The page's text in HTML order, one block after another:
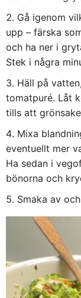
Gå igenom
upp – färska
och ha ner i
Stek i några
Häll på
tomatpuré. Låt
tills att
Mixa
eventuellt mer
Ha sedan i
bönorna och
Smaka av